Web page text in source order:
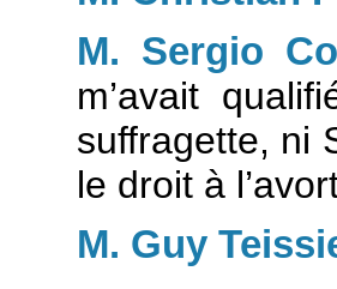
M. Sergio
m’avait
suffragette, ni
le droit à
M. Guy